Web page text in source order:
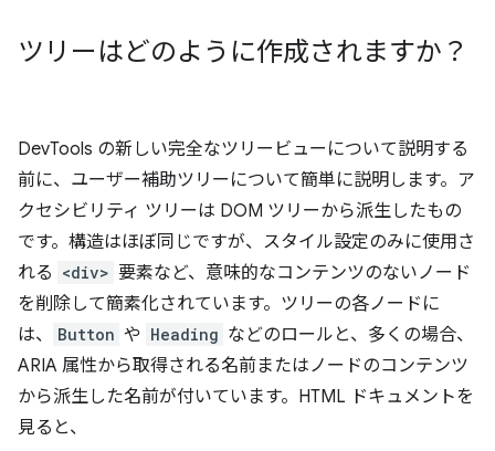
ツリーはどのように作成されますか？
DevTools の新しい完全なツリービューについて説明する
前に、ユーザー補助ツリーについて簡単に説明します。ア
クセシビリティ ツリーは DOM ツリーから派生したもの
です。構造はほぼ同じですが、スタイル設定のみに使用さ
れる <div> 要素など、意味的なコンテンツのないノード
を削除して簡素化されています。ツリーの各ノードに
は、
Button や Heading などのロールと、多くの場合、
ARIA 属性から取得される名前またはノードのコンテンツ
から派生した名前が付いています。HTML ドキュメントを
見ると、